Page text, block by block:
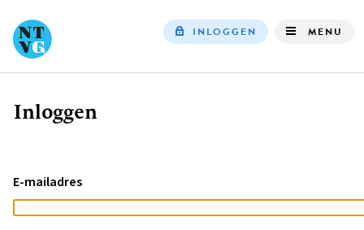
INLOGGEN MENU
Kruimelpad
Inloggen
E-mailadres